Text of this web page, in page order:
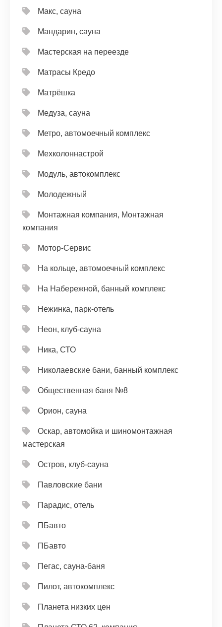
Макс, сауна
Мандарин, сауна
Мастерская на переезде
Матрасы Кредо
Матрёшка
Медуза, сауна
Метро, автомоечный комплекс
Мехколоннастрой
Модуль, автокомплекс
Молодежный
Монтажная компания, Монтажная
компания
Мотор-Сервис
На кольце, автомоечный комплекс
На Набережной, банный комплекс
Нежинка, парк-отель
Неон, клуб-сауна
Ника, СТО
Николаевские бани, банный комплекс
Общественная баня №8
Орион, сауна
Оскар, автомойка и шиномонтажная
мастерская
Остров, клуб-сауна
Павловские бани
Парадис, отель
ПБавто
ПБавто
Пегас, сауна-баня
Пилот, автокомплекс
Планета низких цен